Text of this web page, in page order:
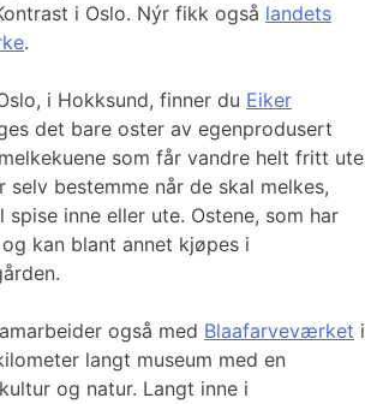
i Oslo. Nýr fikk også landets
.
i Hokksund, finner du Eiker
det bare oster av egenprodusert
som får vandre helt fritt ute
selv bestemme når de skal melkes,
inne eller ute. Ostene, som har
kan blant annet kjøpes i
også med Blaafarveværket i
langt museum med en
og natur. Langt inne i